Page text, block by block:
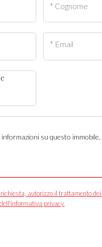
* Cognome
* Email
autorizzo il trattamento
privacy.